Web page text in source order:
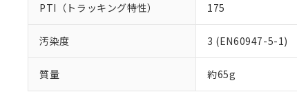
PTI（トラッキング特性） 175
汚染度 3 (EN60947-5-1)
質量 約65g